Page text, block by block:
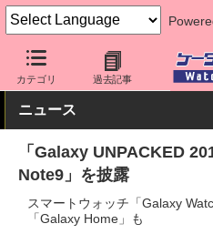
カテゴリ 過去記事
ケータイ Watch OS Android
ニュース
「Galaxy UNPACKED
Note9」を披露
スマートウォッチ「Galaxy
「Galaxy Home」も